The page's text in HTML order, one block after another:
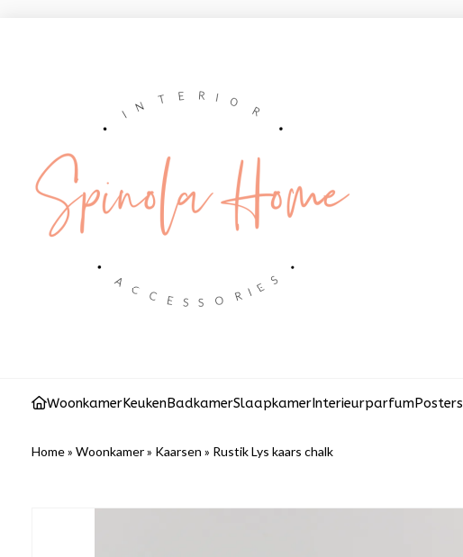
WoonkamerKeukenBadkamerSlaapkamerInterieurparfumPosters
Home» Woonkamer» Kaarsen » Rustik Lys kaars chalk